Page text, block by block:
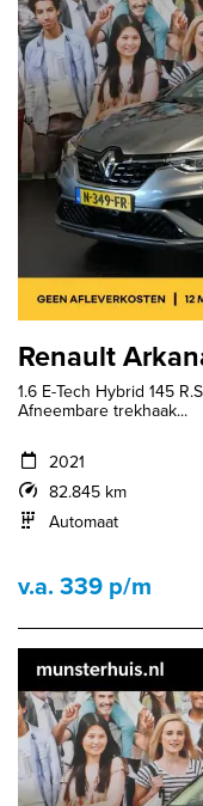
Renault
1.6 E-Tech Hybrid 145
Afneembare trekhaak...
2021
82.845 km
Automaat
v.a. 339 p/m